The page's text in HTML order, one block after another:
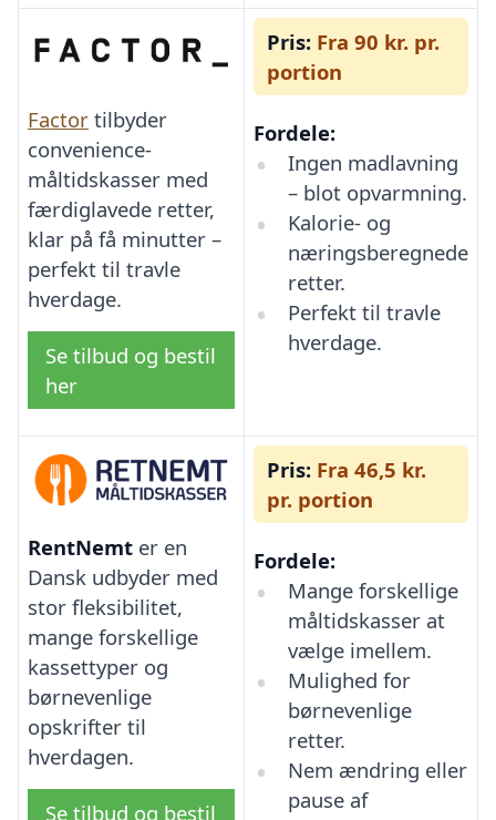
Factor tilbyder
convenience-
måltidskasser med
færdiglavede retter,
klar på få minutter –
perfekt til travle
hverdage.
Se tilbud og bestil
her
Pris: Fra 90 kr. pr.
portion
Fordele:
Ingen madlavning
– blot opvarmning.
Kalorie- og
næringsberegnede
retter.
Perfekt til travle
hverdage.
RentNemt er en
Dansk udbyder med
stor fleksibilitet,
mange forskellige
kassettyper og
børnevenlige
opskrifter til
hverdagen.
Se tilbud og bestil
Pris: Fra 46,5 kr.
pr. portion
Fordele:
Mange forskellige
måltidskasser at
vælge imellem.
Mulighed for
børnevenlige
retter.
Nem ændring eller
pause af